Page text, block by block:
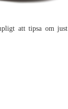
att tipsa om just